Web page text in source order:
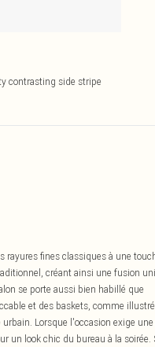
contrasting side stripe
rayures fines classiques à une
créant ainsi une fusion
se porte aussi bien habillé que
et des baskets, comme
Lorsque l'occasion exige une
un look chic du bureau à la soirée.